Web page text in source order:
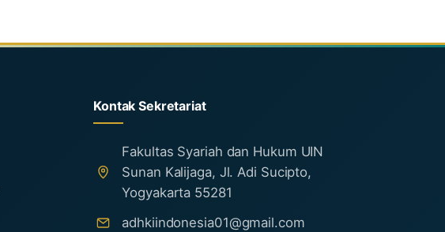
Kontak Sekretariat
Fakultas Syariah dan Hukum UIN
Sunan Kalijaga, Jl. Adi Sucipto,
Yogyakarta 55281
adhkiindonesia01@gmail.com